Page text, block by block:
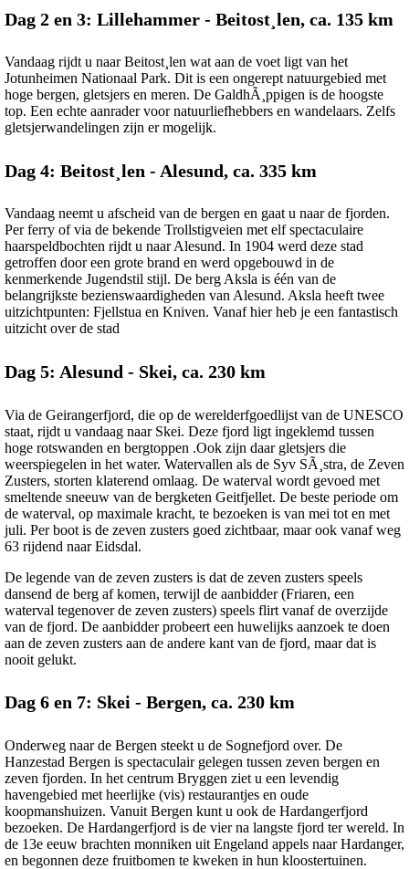
Dag 2 en 3: Lillehammer - Beitost¸len, ca. 135 km
Vandaag rijdt u naar Beitost¸len wat aan de voet ligt van het
Jotunheimen Nationaal Park. Dit is een ongerept natuurgebied met
hoge bergen, gletsjers en meren. De GaldhÃ¸ppigen is de hoogste
top. Een echte aanrader voor natuurliefhebbers en wandelaars. Zelfs
gletsjerwandelingen zijn er mogelijk.
Dag 4: Beitost¸len - Alesund, ca. 335 km
Vandaag neemt u afscheid van de bergen en gaat u naar de fjorden.
Per ferry of via de bekende Trollstigveien met elf spectaculaire
haarspeldbochten rijdt u naar Alesund. In 1904 werd deze stad
getroffen door een grote brand en werd opgebouwd in de
kenmerkende Jugendstil stijl. De berg Aksla is één van de
belangrijkste bezienswaardigheden van Alesund. Aksla heeft twee
uitzichtpunten: Fjellstua en Kniven. Vanaf hier heb je een fantastisch
uitzicht over de stad
Dag 5: Alesund - Skei, ca. 230 km
Via de Geirangerfjord, die op de werelderfgoedlijst van de UNESCO
staat, rijdt u vandaag naar Skei. Deze fjord ligt ingeklemd tussen
hoge rotswanden en bergtoppen .Ook zijn daar gletsjers die
weerspiegelen in het water. Watervallen als de Syv SÃ¸stra, de Zeven
Zusters, storten klaterend omlaag. De waterval wordt gevoed met
smeltende sneeuw van de bergketen Geitfjellet. De beste periode om
de waterval, op maximale kracht, te bezoeken is van mei tot en met
juli. Per boot is de zeven zusters goed zichtbaar, maar ook vanaf weg
63 rijdend naar Eidsdal.
De legende van de zeven zusters is dat de zeven zusters speels
dansend de berg af komen, terwijl de aanbidder (Friaren, een
waterval tegenover de zeven zusters) speels flirt vanaf de overzijde
van de fjord. De aanbidder probeert een huwelijks aanzoek te doen
aan de zeven zusters aan de andere kant van de fjord, maar dat is
nooit gelukt.
Dag 6 en 7: Skei - Bergen, ca. 230 km
Onderweg naar de Bergen steekt u de Sognefjord over. De
Hanzestad Bergen is spectaculair gelegen tussen zeven bergen en
zeven fjorden. In het centrum Bryggen ziet u een levendig
havengebied met heerlijke (vis) restaurantjes en oude
koopmanshuizen. Vanuit Bergen kunt u ook de Hardangerfjord
bezoeken. De Hardangerfjord is de vier na langste fjord ter wereld. In
de 13e eeuw brachten monniken uit Engeland appels naar Hardanger,
en begonnen deze fruitbomen te kweken in hun kloostertuinen.